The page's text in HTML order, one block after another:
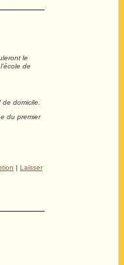
le
de
domicile.
du premier
| Laisser